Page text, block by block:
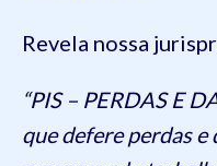
Revela nossa
“PIS – PERDAS E
que defere perdas e